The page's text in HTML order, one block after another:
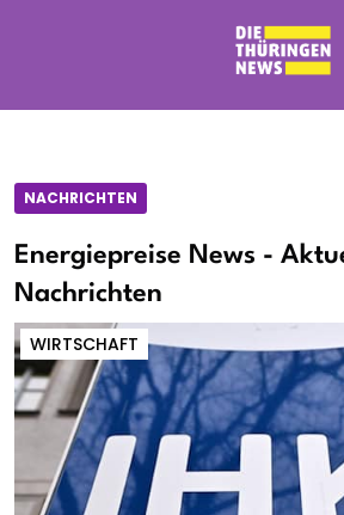
NACHRICHTEN
Energiepreise News -
Nachrichten
WIRTSCHAFT